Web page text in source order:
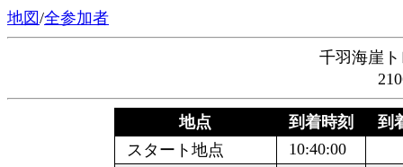
地図/全参加者
千羽海崖
地点 到着時刻
到
スタート地点
10:40:00